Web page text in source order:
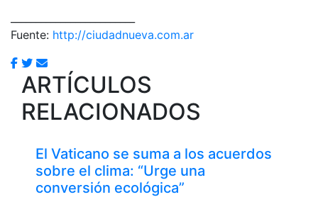
Fuente: http://ciudadnueva.com.ar
ARTÍCULOS
RELACIONADOS
El Vaticano se suma a los acuerdos
sobre el clima: “Urge una
conversión ecológica”